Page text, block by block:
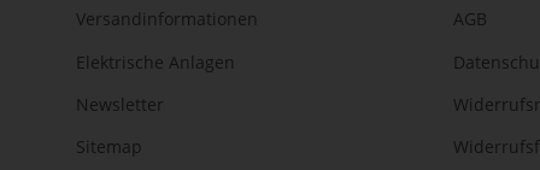
Versandinformationen
Elektrische Anlagen
Newsletter
Sitemap
AGB